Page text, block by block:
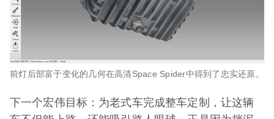
前灯后部富于变化的几何在高清Space Spider中得到了忠实还原。
下一个宏伟目标：为老式车完成整车定制，让这辆